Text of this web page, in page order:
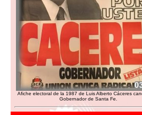
Afiche electoral de la 1987 de Luis Alberto Cáceres
Gobernador de Santa Fe.